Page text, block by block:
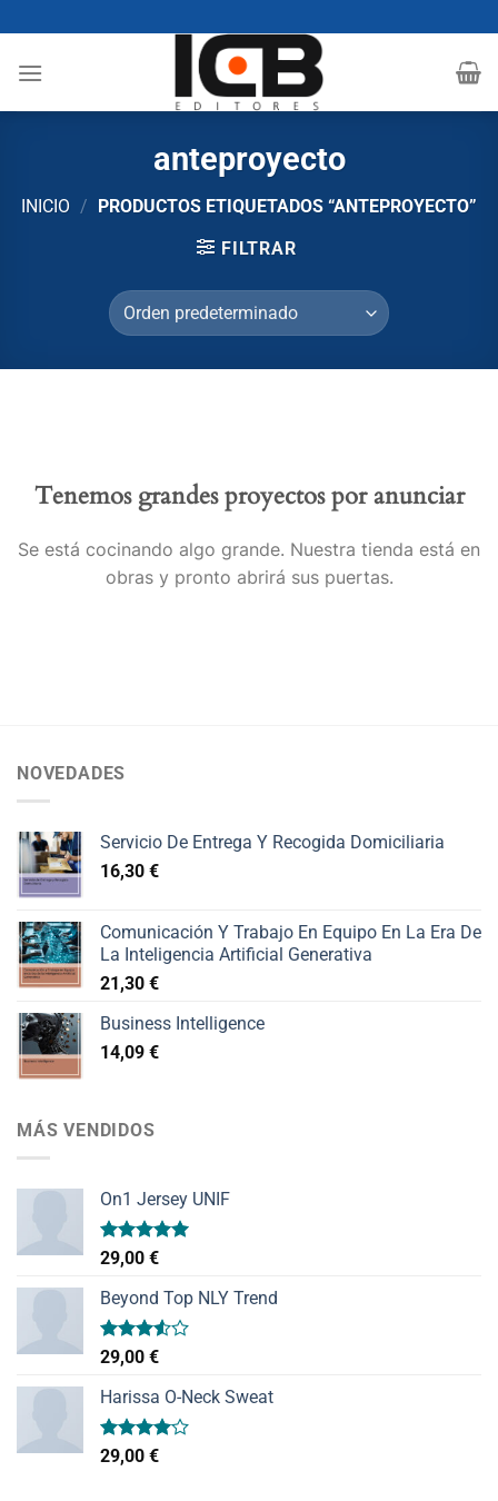
al
contenido
anteproyecto
INICIO /
PRODUCTOS ETIQUETADOS “ANTEPROYECTO”
FILTRAR
Tenemos grandes proyectos por anunciar
Se está cocinando algo grande. Nuestra tienda está en
obras y pronto abrirá sus puertas.
NOVEDADES
Servicio De Entrega Y Recogida Domiciliaria
16,30 €
Comunicación Y Trabajo En Equipo En La Era De
La Inteligencia Artificial Generativa
21,30 €
Business Intelligence
14,09 €
MÁS VENDIDOS
On1 Jersey UNIF
Valorado
con
de 5
29,00 €
Beyond Top NLY Trend
Valorado
con
3.50de
5
29,00 €
Harissa O-Neck Sweat
Valorado
con
29,00 €